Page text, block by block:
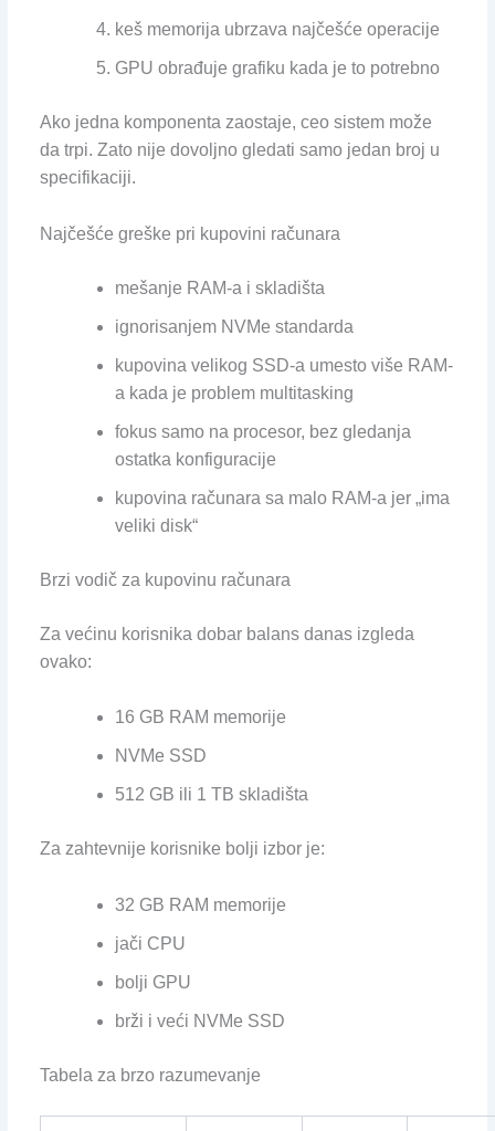
keš memorija ubrzava najčešće operacije
GPU obrađuje grafiku kada je to potrebno
Ako jedna komponenta zaostaje, ceo sistem može
da trpi. Zato nije dovoljno gledati samo jedan broj u
specifikaciji.
Najčešće greške pri kupovini računara
mešanje RAM-a i skladišta
ignorisanjem NVMe standarda
kupovina velikog SSD-a umesto više RAM-
a kada je problem multitasking
fokus samo na procesor, bez gledanja
ostatka konfiguracije
kupovina računara sa malo RAM-a jer „ima
veliki disk“
Brzi vodič za kupovinu računara
Za većinu korisnika dobar balans danas izgleda
ovako:
16 GB RAM memorije
NVMe SSD
512 GB ili 1 TB skladišta
Za zahtevnije korisnike bolji izbor je:
32 GB RAM memorije
jači CPU
bolji GPU
brži i veći NVMe SSD
Tabela za brzo razumevanje